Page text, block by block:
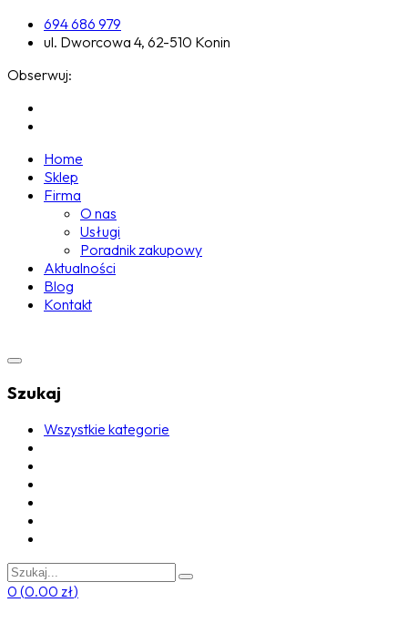
694 686 979
ul. Dworcowa 4, 62-510 Konin
Obserwuj:
Home
Sklep
Firma
O nas
Usługi
Poradnik zakupowy
Aktualności
Blog
Kontakt
Szukaj
Wszystkie kategorie
0 (0.00 zł)